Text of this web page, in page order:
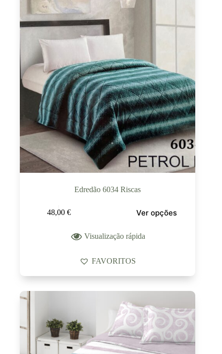
Edredão 6034 Riscas
48,00 € Ver opções
Visualização rápida
FAVORITOS